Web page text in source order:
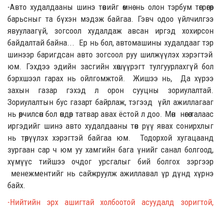
-Авто худалдааны шинэ төвийг өмнө нь олон тэрбум төгрөгөөр
барьсныг та бүхэн мэдэж байгаа. Гэвч одоо үйлчилгээ
явуулаагүй, зогсоол худалдаж авсан иргэд хохирсон
байдалтай байна... Ер нь бол,автомашины худалдааг тэр
шинээр баригдсан авто зогсоол руу шилжүүлэх хэрэгтэй
юм. Гэхдээ эдийн засгийн хөшүүрэгт тулгуурлахгүй бол
бэрхшээл гарах нь ойлгомжтой. Жишээ нь, Да хүрээ
захын газар гэхэд л орон сууцны зориулалтай.
Зориулалтын бус газарт байрлаж, тэгээд үйл ажиллагааг
нь өөрчилсөн бол өндөр татвар авах ёстой л доо. Мөн нөгөө талаас
иргэдийг шинэавто худалдааны төв рүү явах сонирхлыг
нь төрүүлэх хэрэгтэй байгаа юм.
Тодорхой хугацаанд
зургаан сар ч юм уу хамгийн бага үнийг санал болгоод,
хүмүүс тийшээочдог урсгалыг бий болгох зэргээр
менежментийгнь сайжруулжажиллавал үр дүнд хүрнэ
байх.
-Нийтийн эрх ашигтай холбоотой
асуудалд зоригтой,